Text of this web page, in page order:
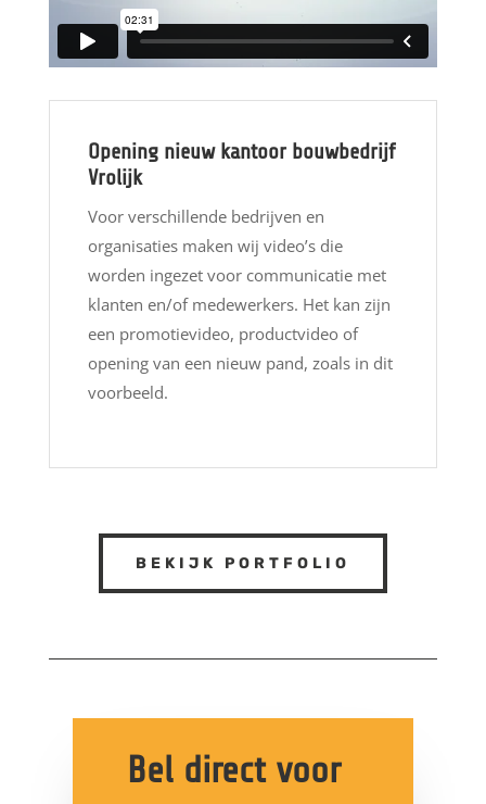
Opening nieuw kantoor bouwbedrijf
Vrolijk
Voor verschillende bedrijven en
organisaties maken wij video’s die
worden ingezet voor communicatie met
klanten en/of medewerkers. Het kan zijn
een promotievideo, productvideo of
opening van een nieuw pand, zoals in dit
voorbeeld.
BEKIJK PORTFOLIO
Bel direct voor